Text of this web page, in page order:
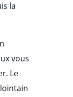
la
vous
Le